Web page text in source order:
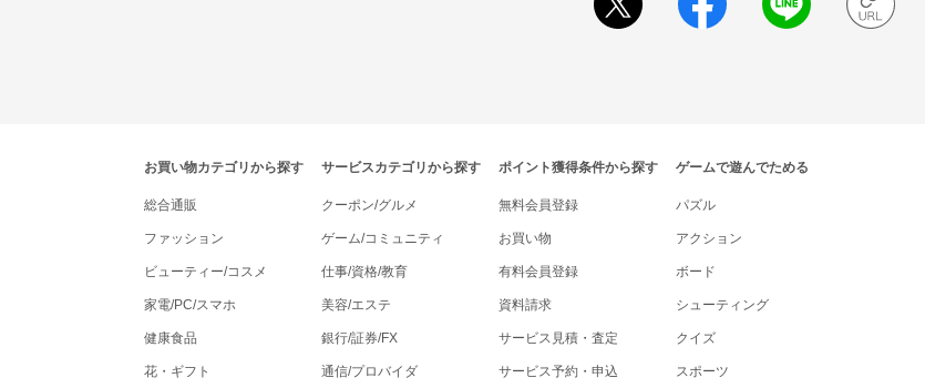
tenki.jpポイントモールナビゲーション
お買い物カテゴリから探す
総合通販
ファッション
ビューティー/コスメ
家電/PC/スマホ
健康食品
花・ギフト
サービスカテゴリから探す
クーポン/グルメ
ゲーム/コミュニティ
仕事/資格/教育
美容/エステ
銀行/証券/FX
通信/プロバイダ
ポイント獲得条件から探す
無料会員登録
お買い物
有料会員登録
資料請求
サービス見積・査定
サービス予約・申込
ゲームで遊んでためる
パズル
アクション
ボード
シューティング
クイズ
スポーツ